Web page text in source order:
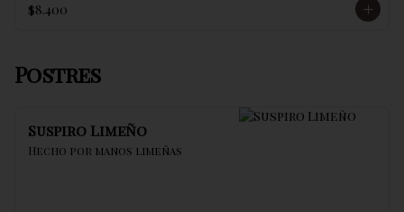
$8.400
Postres
Suspiro Limeño
Hecho por manos limeñas